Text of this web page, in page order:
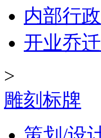
内部行政
开业乔
>
雕刻标牌